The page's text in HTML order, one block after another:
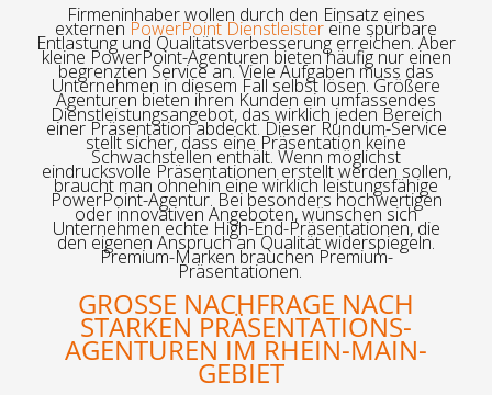
Firmeninhaber wollen durch den Einsatz eines
externen PowerPoint Dienstleistereine spürbare
Entlastung und Qualitätsverbesserung erreichen. Aber
kleine PowerPoint-Agenturen bieten häufig nur einen
begrenzten Service an. Viele Aufgaben muss das
Unternehmen in diesem Fall selbst lösen. Größere
Agenturen bieten ihren Kunden ein umfassendes
Dienstleistungsangebot, das wirklich jeden Bereich
einer Präsentation abdeckt. Dieser Rundum-Service
stellt sicher, dass eine Präsentation keine
Schwachstellen enthält. Wenn möglichst
eindrucksvolle Präsentationen erstellt werden sollen,
braucht man ohnehin eine wirklich leistungsfähige
PowerPoint-Agentur. Bei besonders hochwertigen
oder innovativen Angeboten, wünschen sich
Unternehmen echte High-End-Präsentationen, die
den eigenen Anspruch an Qualität widerspiegeln.
Premium-Marken brauchen Premium-
Präsentationen.
GROSSE NACHFRAGE NACH S
TARKEN PRÄSENTATIONS-A
GENTUREN IM RHEIN-MAIN-G
EBIET